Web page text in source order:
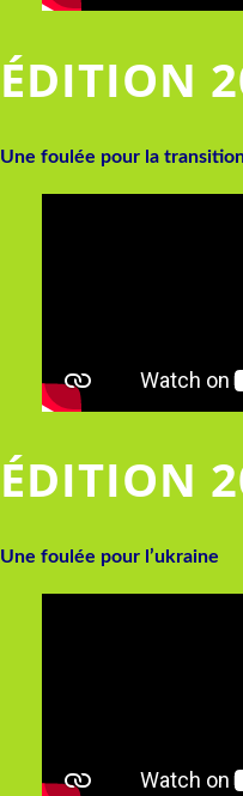
ÉDITION
Une foulée pour la
ÉDITION
Une foulée pour l’ukraine